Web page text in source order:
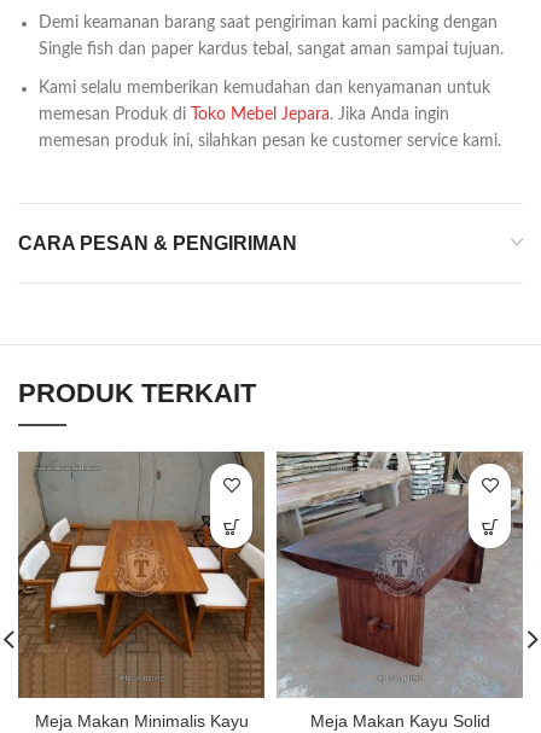
Demi keamanan barang saat pengiriman kami packing dengan
Single fish dan paper kardus tebal, sangat aman sampai tujuan.
Kami selalu memberikan kemudahan dan kenyamanan untuk
memesan Produk di
Toko Mebel Jepara. Jika Anda ingin
memesan produk ini, silahkan pesan ke customer service kami.
CARA PESAN & PENGIRIMAN
PRODUK TERKAIT
Meja Makan Minimalis Kayu
Meja Makan Kayu Solid